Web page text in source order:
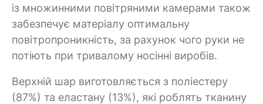
із множинними повітряними камерами також
забезпечує матеріалу оптимальну
повітропроникність, за рахунок чого руки не
потіють при тривалому носінні виробів.
Верхній шар виготовляється з поліестеру
(87%) та еластану (13%), які роблять тканину